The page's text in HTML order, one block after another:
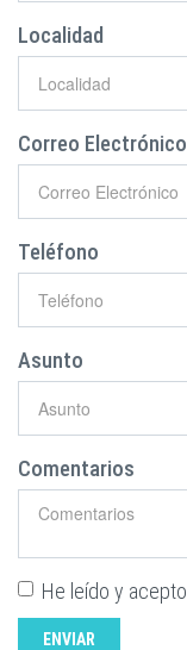
Localidad
Correo Electrónico
Teléfono
Asunto
Comentarios
He leído y
ENVIAR